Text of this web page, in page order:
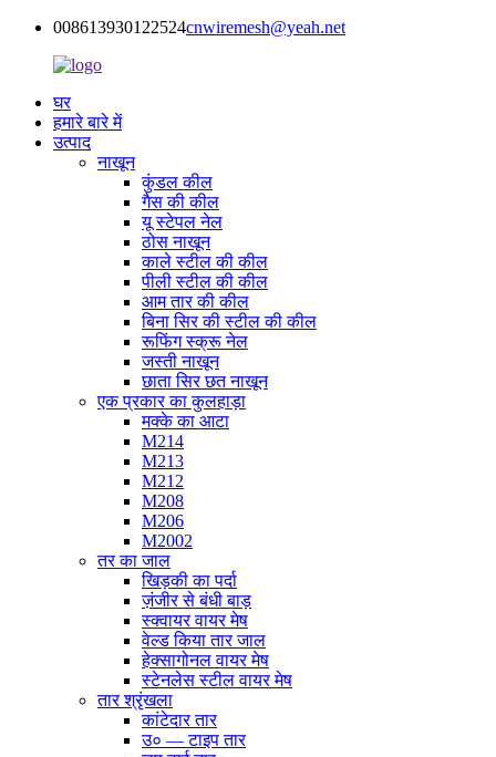
008613930122524cnwiremesh@yeah.net
घर
हमारे बारे में
उत्पाद
नाखून
कुंडल कील
गैस की कील
यू स्टेपल नेल
ठोस नाखून
काले स्टील की कील
पीली स्टील की कील
आम तार की कील
बिना सिर की स्टील की कील
रूफिंग स्क्रू नेल
जस्ती नाखून
छाता सिर छत नाखून
एक प्रकार का कुलहाड़ा
मक्के का आटा
M214
M213
M212
M208
M206
M2002
तर का जाल
खिड़की का पर्दा
ज़ंजीर से बंधी बाड़
स्क्वायर वायर मेष
वेल्ड किया तार जाल
हेक्सागोनल वायर मेष
स्टेनलेस स्टील वायर मेष
तार श्रृंखला
कांटेदार तार
उ० — टाइप तार